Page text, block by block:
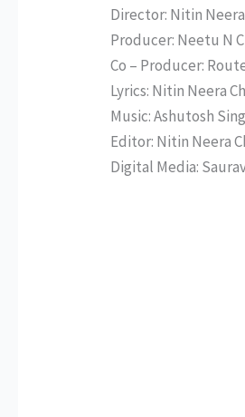
Director: Nitin
Producer: Neetu N
Co – Producer:
Lyrics: Nitin Neera
Music: Ashutosh
Editor: Nitin Neera
Digital Media: